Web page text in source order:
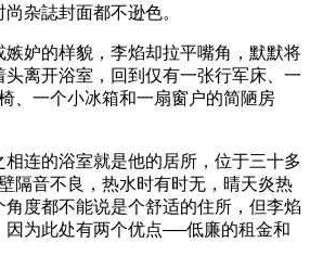
杂誌封面都不逊色。
妒的样貌，李焰却拉平嘴角，默默将
离开浴室，回到仅有一张行军床、一
、一个小冰箱和一扇窗户的简陋房
连的浴室就是他的居所，位于三十多
隔音不良，热水时有时无，晴天炎热
度都不能说是个舒适的住所，但李焰
因为此处有两个优点──低廉的租金和